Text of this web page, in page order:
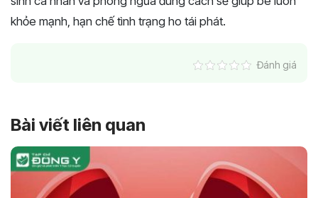
khỏe mạnh, hạn chế tình trạng ho tái phát.
Đánh giá
Bài viết liên quan